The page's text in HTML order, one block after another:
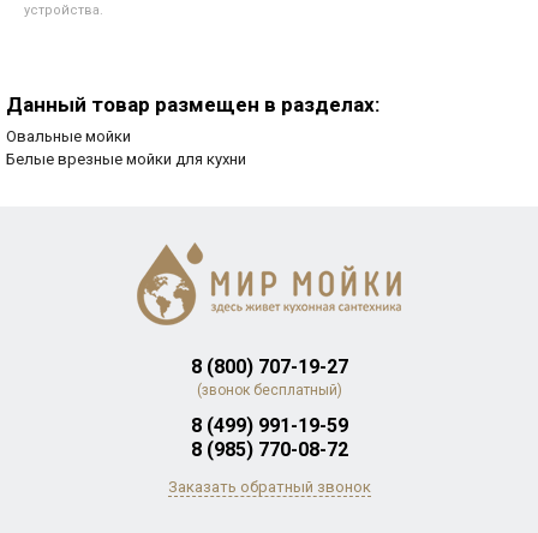
устройства.
Данный товар размещен в разделах:
Овальные мойки
Белые врезные мойки для кухни
8 (800) 707-19-27
(звонок бесплатный)
8 (499) 991-19-59
8 (985) 770-08-72
Заказать обратный звонок